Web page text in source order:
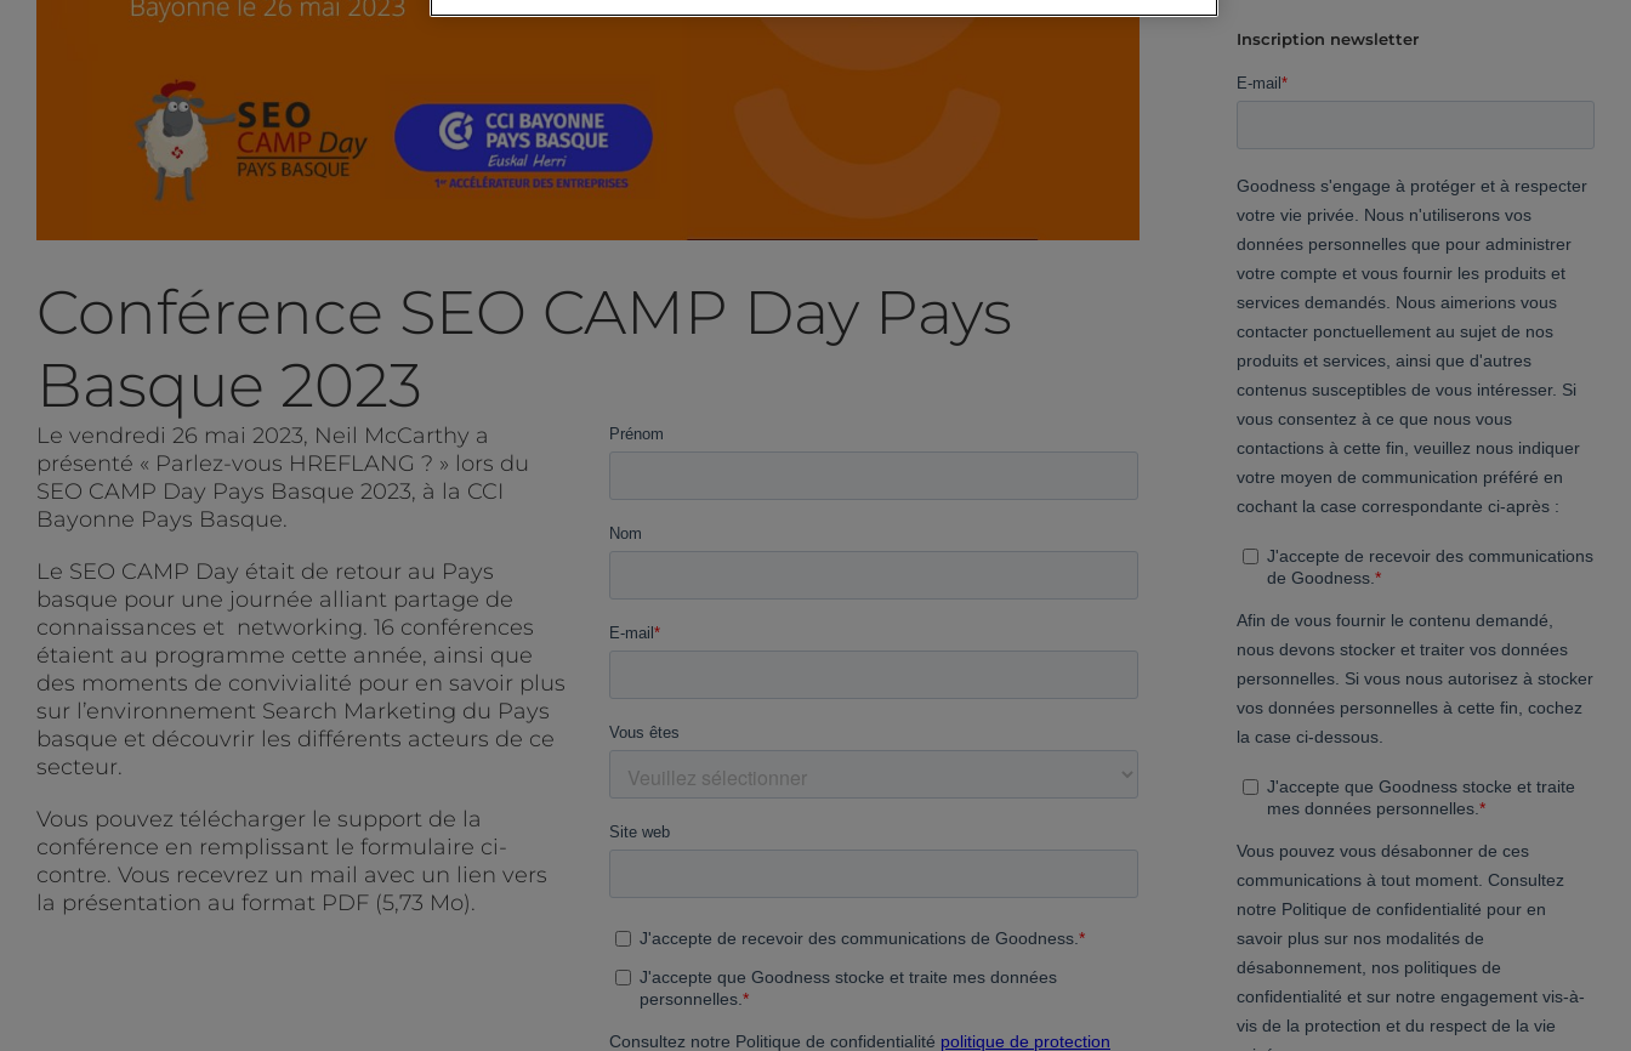
Conférence SEO CAMP Day Pays
Basque 2023
Le vendredi 26 mai 2023, Neil McCarthy a
présenté « Parlez-vous HREFLANG ? » lors du
SEO CAMP Day Pays Basque 2023, à la CCI
Bayonne Pays Basque.
Le SEO CAMP Day était de retour au Pays
basque pour une journée alliant partage de
connaissances et networking. 16 conférences
étaient au programme cette année, ainsi que
des moments de convivialité pour en savoir plus
sur l’environnement Search Marketing du Pays
basque et découvrir les différents acteurs de ce
secteur.
Vous pouvez télécharger le support de la
conférence en remplissant le formulaire ci-
contre. Vous recevrez un mail avec un lien vers
la présentation au format PDF (5,73 Mo).
Inscription newsletter